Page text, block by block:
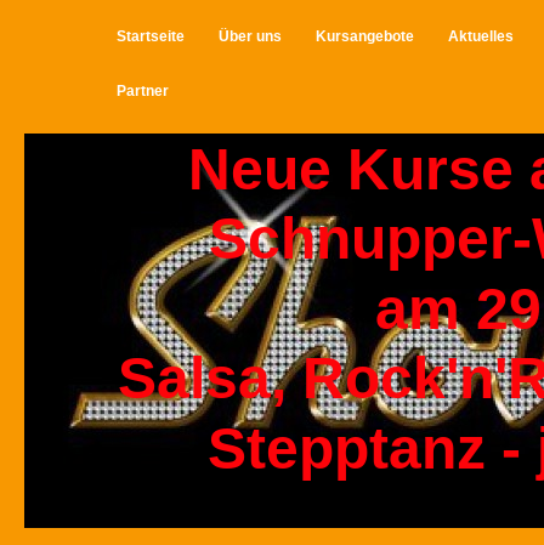
Startseite Über uns Kursangebote Aktuelles
Partner
Neue Kurse
am
Salsa,
Stepptanz -